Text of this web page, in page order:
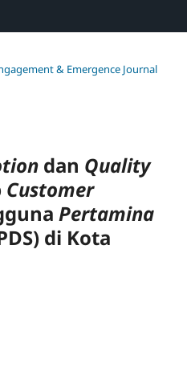
& Emergence Journal
dan Quality
Customer
Pertamina
di Kota